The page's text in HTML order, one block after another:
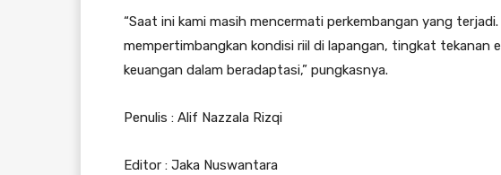
“Saat ini kami masih mencermati perkembangan yang
mempertimbangkan kondisi riil di lapangan, tingkat tekanan
keuangan dalam beradaptasi,” pungkasnya.
Penulis : Alif Nazzala Rizqi
Editor : Jaka Nuswantara